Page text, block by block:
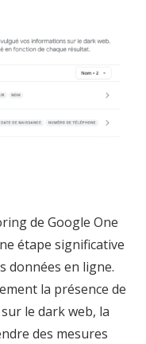
de Google One
étape significative
données en ligne.
la présence de
le dark web, la
des mesures